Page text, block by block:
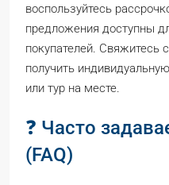
воспользуйтесь
предложения доступны
покупателей. Свяжитесь
получить
или тур на месте.
❓ Часто
(FAQ)